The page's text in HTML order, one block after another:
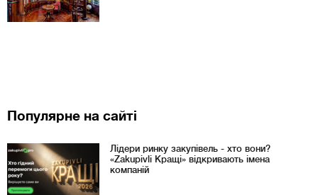
Популярне на сайті
Лідери ринку закупівель - хто вони?
«Zakupivli Кращі» відкривають імена
компаній